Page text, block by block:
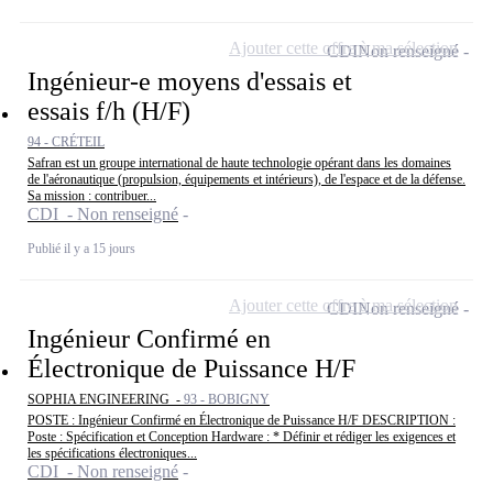
Ingénieur-e moyens d'essais et
essais f/h (H/F)
94 - CRÉTEIL
Safran est un groupe international de haute technologie opérant dans les domaines
de l'aéronautique (propulsion, équipements et intérieurs), de l'espace et de la défense.
Sa mission : contribuer...
CDI - Non renseigné
Publié il y a 15 jours
CDINon renseigné
Ajouter cette offre à ma sélection
Ingénieur Confirmé en
Électronique de Puissance H/F
SOPHIA ENGINEERING - 93 - BOBIGNY
POSTE : Ingénieur Confirmé en Électronique de Puissance H/F DESCRIPTION :
Poste : Spécification et Conception Hardware : * Définir et rédiger les exigences et
les spécifications électroniques...
CDI - Non renseigné
CDINon renseigné
Ajouter cette offre à ma sélection